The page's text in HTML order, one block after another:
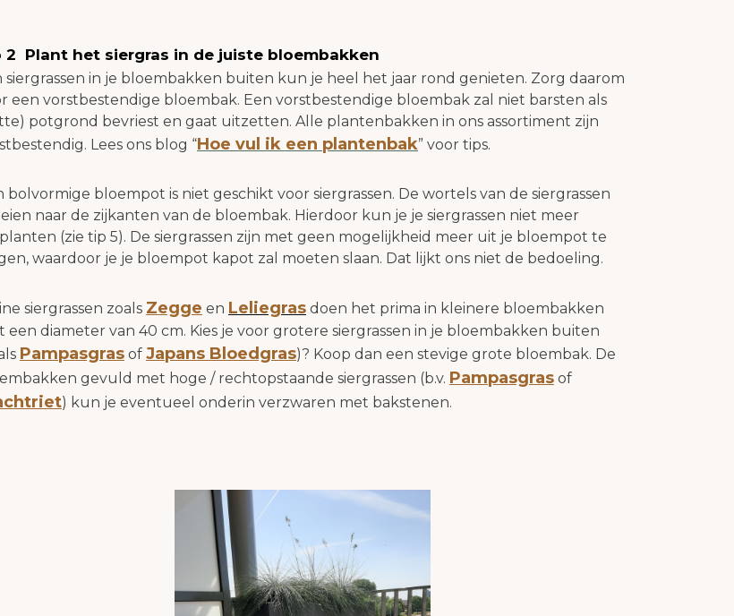
2 Plant het siergras in de juiste bloembakken
siergrassen in je bloembakken buiten kun je heel het jaar rond genieten. Zorg daarom
een vorstbestendige bloembak. Een vorstbestendige bloembak zal niet barsten als
potgrond bevriest en gaat uitzetten. Alle plantenbakken in ons assortiment zijn
Lees ons blog “Hoe vul ik een plantenbak” voor tips.
bolvormige bloempot is niet geschikt voor siergrassen. De wortels van de siergrassen
naar de zijkanten van de bloembak. Hierdoor kun je je siergrassen niet meer
(zie tip 5). De siergrassen zijn met geen mogelijkheid meer uit je bloempot te
waardoor je je bloempot kapot zal moeten slaan. Dat lijkt ons niet de bedoeling.
siergrassen zoals Zegge en Leliegras doen het prima in kleinere bloembakken
een diameter van 40 cm. Kies je voor grotere siergrassen in je bloembakken buiten
Pampasgras of Japans Bloedgras)? Koop dan een stevige grote bloembak. De
gevuld met hoge / rechtopstaande siergrassen (b.v. Pampasgras of
) kun je eventueel onderin verzwaren met bakstenen.